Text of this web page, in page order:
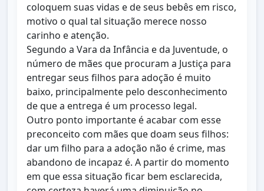
coloquem suas vidas e de seus bebês em risco,
motivo o qual tal situação merece nosso
carinho e atenção.
Segundo a Vara da Infância e da Juventude, o
número de mães que procuram a Justiça para
entregar seus filhos para adoção é muito
baixo, principalmente pelo desconhecimento
de que a entrega é um processo legal.
Outro ponto importante é acabar com esse
preconceito com mães que doam seus filhos:
dar um filho para a adoção não é crime, mas
abandono de incapaz é. A partir do momento
em que essa situação ficar bem esclarecida,